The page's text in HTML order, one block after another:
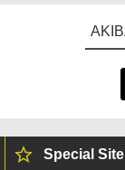
Special Site